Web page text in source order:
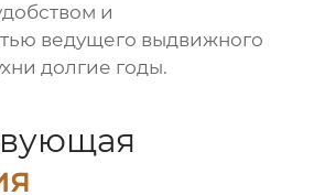
и
ведущего выдвижного
долгие годы.